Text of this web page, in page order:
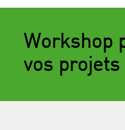
Workshop
vos projets